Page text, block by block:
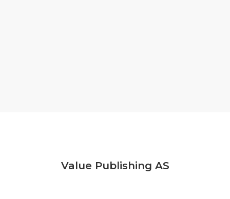
Value Publishing AS